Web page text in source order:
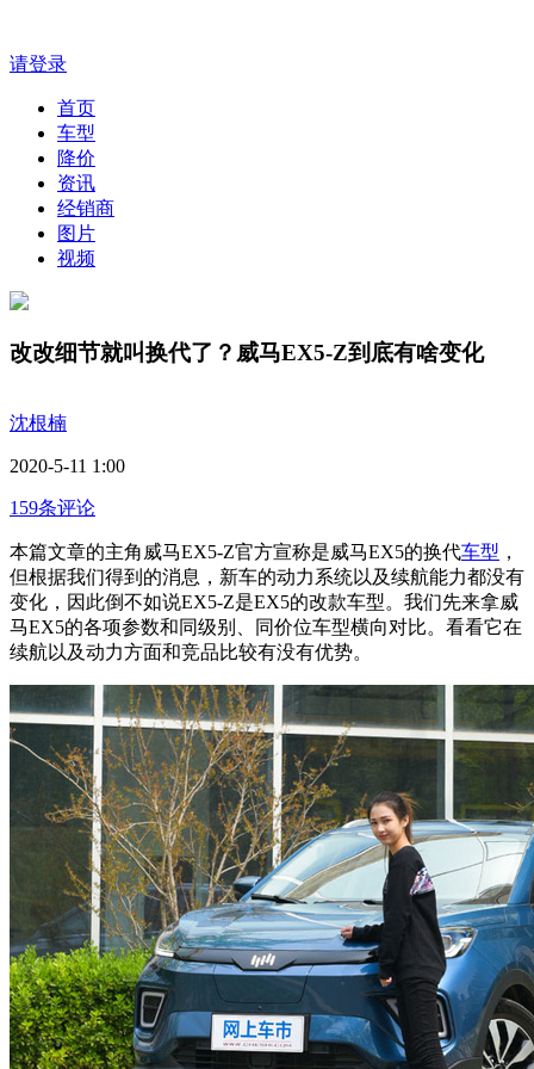
请登录
首页
车型
降价
资讯
经销商
图片
视频
改改细节就叫换代了？威马EX5-Z到底有啥变化
沈根楠
2020-5-11 1:00
159条评论
本篇文章的主角威马EX5-Z官方宣称是威马EX5的换代车型 ，
但根据我们得到的消息，新车的动力系统以及续航能力都没有
变化，因此倒不如说EX5-Z是EX5的改款车型。 我们先来拿威
马EX5的各项参数和同级别、同价位车型横向对比。看看它在
续航以及动力方面和竞品比较有没有优势。